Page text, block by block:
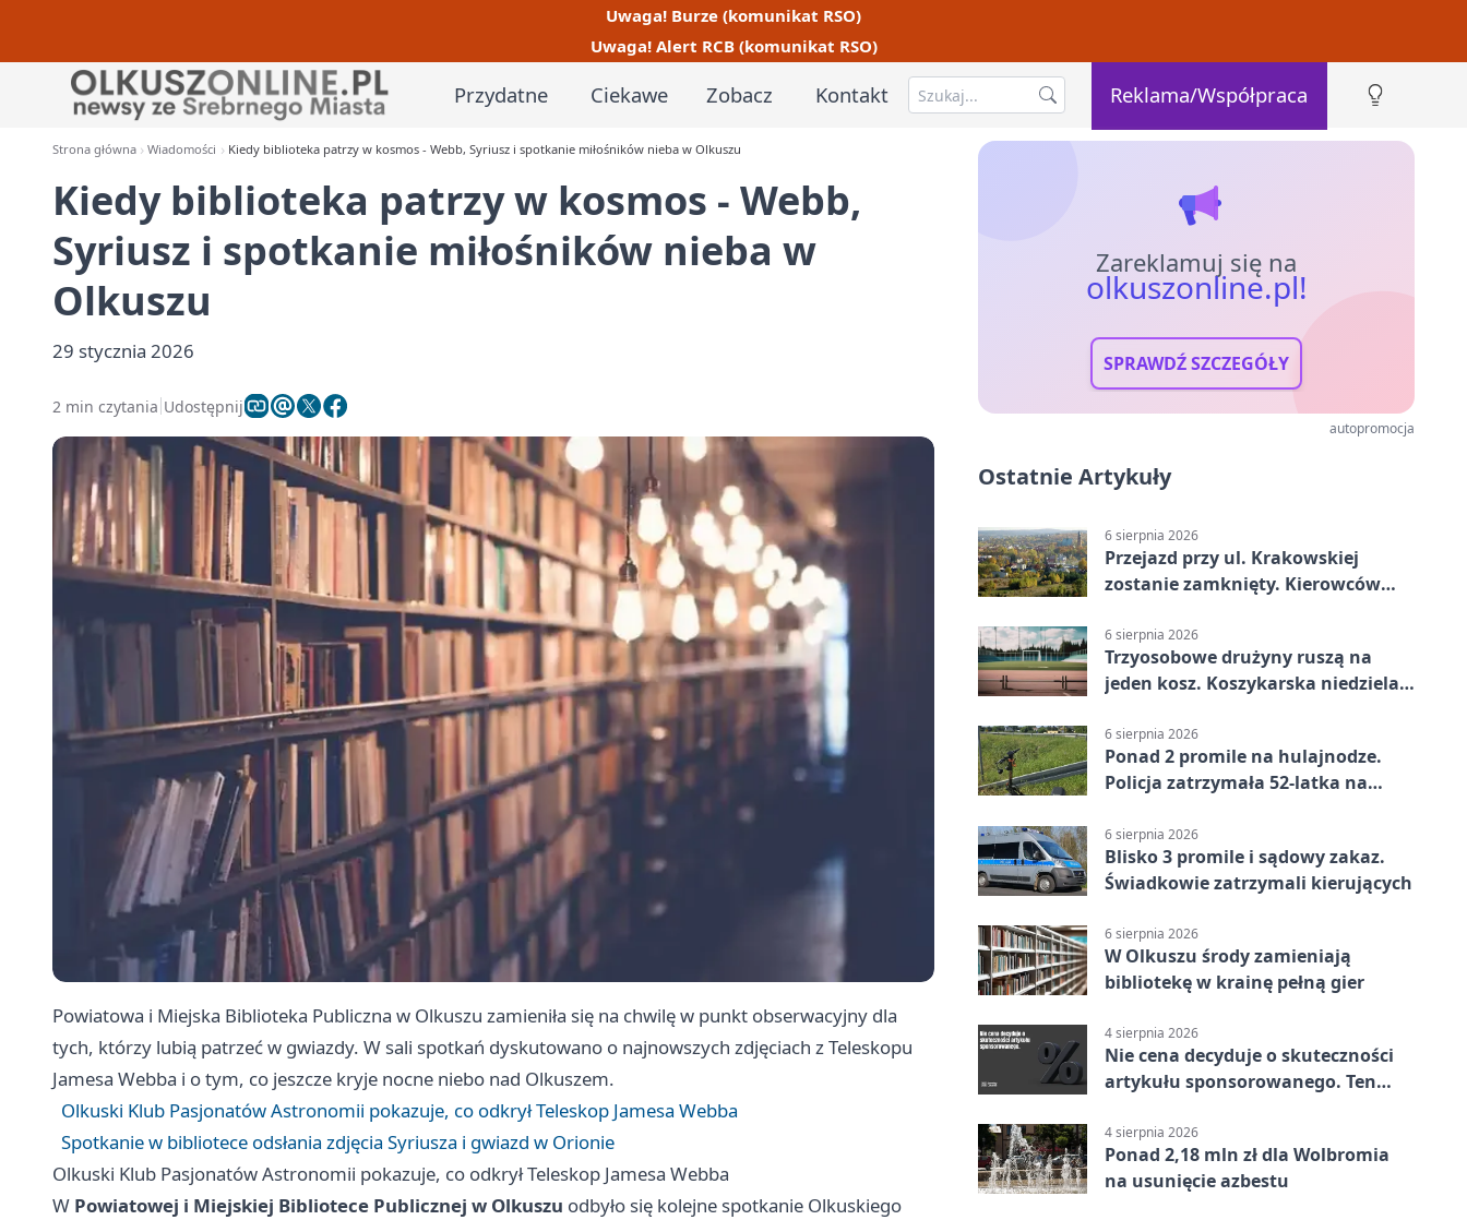
Uwaga! Burze (komunikat RSO)
Uwaga! Alert RCB (komunikat RSO)
Przydatne Ciekawe Zobacz Kontakt Reklama/Współpraca
Strona główna Wiadomości Kiedy biblioteka patrzy w kosmos - Webb, Syriusz i spotkanie miłośników nieba w Olkuszu
Kiedy biblioteka patrzy w kosmos - Webb,
Syriusz i spotkanie miłośników nieba w
Olkuszu
29 stycznia 2026
2 min czytania Udostępnij
Powiatowa i Miejska Biblioteka Publiczna w Olkuszu zamieniła się na chwilę w punkt obserwacyjny dla
tych, którzy lubią patrzeć w gwiazdy. W sali spotkań dyskutowano o najnowszych zdjęciach z Teleskopu
Jamesa Webba i o tym, co jeszcze kryje nocne niebo nad Olkuszem.
Olkuski Klub Pasjonatów Astronomii pokazuje, co odkrył Teleskop Jamesa Webba
Spotkanie w bibliotece odsłania zdjęcia Syriusza i gwiazd w Orionie
Olkuski Klub Pasjonatów Astronomii pokazuje, co odkrył Teleskop Jamesa Webba
W Powiatowej i Miejskiej Bibliotece Publicznej w Olkuszu odbyło się kolejne spotkanie Olkuskiego
Zareklamuj się na
olkuszonline.pl!
SPRAWDŹ SZCZEGÓŁY
autopromocja
Ostatnie Artykuły
6 sierpnia 2026
Przejazd przy ul. Krakowskiej
zostanie zamknięty. Kierowców
6 sierpnia 2026
Trzyosobowe drużyny ruszą na
jeden kosz. Koszykarska niedziela
6 sierpnia 2026
Ponad 2 promile na hulajnodze.
Policja zatrzymała 52-latka na
6 sierpnia 2026
Blisko 3 promile i sądowy zakaz.
Świadkowie zatrzymali kierujących
6 sierpnia 2026
W Olkuszu środy zamieniają
bibliotekę w krainę pełną gier
4 sierpnia 2026
Nie cena decyduje o skuteczności
artykułu sponsorowanego. Ten
4 sierpnia 2026
Ponad 2,18 mln zł dla Wolbromia
na usunięcie azbestu